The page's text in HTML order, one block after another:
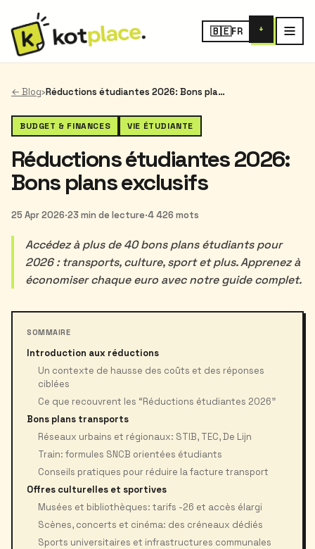
🇧🇪FR +
← Blog› Réductions étudiantes 2026: Bons plans exclusifs
BUDGET & FINANCES VIE ÉTUDIANTE
Réductions étudiantes 2026:
Bons plans exclusifs
25 Apr 2026·23 min de lecture·4 426 mots
Accédez à plus de 40 bons plans étudiants pour
2026 : transports, culture, sport et plus. Apprenez à
économiser chaque euro avec notre guide complet.
SOMMAIRE
Introduction aux réductions
Un contexte de hausse des coûts et des réponses
ciblées
Ce que recouvrent les “Réductions étudiantes 2026”
Bons plans transports
Réseaux urbains et régionaux: STIB, TEC, De Lijn
Train: formules SNCB orientées étudiants
Conseils pratiques pour réduire la facture transport
Offres culturelles et sportives
Musées et bibliothèques: tarifs -26 et accès élargi
Scènes, concerts et cinéma: des créneaux dédiés
Sports universitaires et infrastructures communales